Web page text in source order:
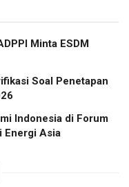
Minta ESDM
Soal Penetapan
Indonesia di Forum
Energi Asia